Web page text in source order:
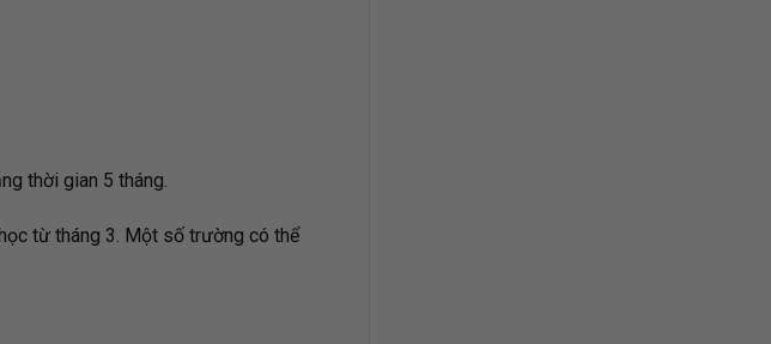
thời gian 5 tháng.
từ tháng 3. Một số trường có thể